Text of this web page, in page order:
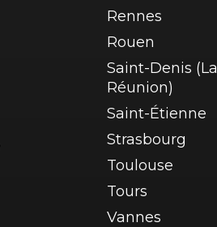
Rennes
Rouen
Saint-Denis (La
Réunion)
Saint-Étienne
Strasbourg
Toulouse
Tours
Vannes